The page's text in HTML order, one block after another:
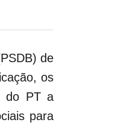
de
os
do PT a
para